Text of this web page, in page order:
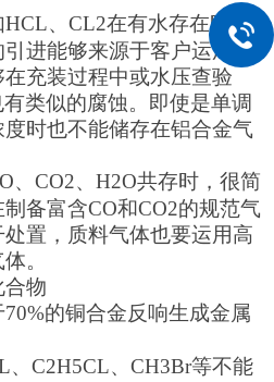
HCL、CL2在有水存在时很
进能够来源于客户运用，
充装过程中或水压查验
有类似的腐蚀。即使是单调
时也不能储存在铝合金气
、CO2、H2O共存时，很简
制备富含CO和CO2的规范气
置，质料气体也要运用高
。
物
70%的铜合金反响生成金属
、C2H5CL、CH3Br等不能